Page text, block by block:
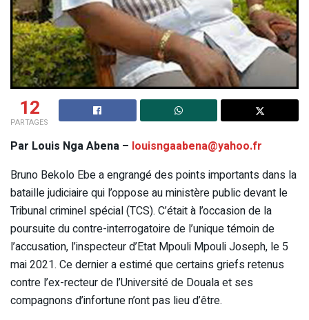
12
PARTAGES
Par Louis Nga Abena – louisngaabena@yahoo.fr
Bruno Bekolo Ebe a engrangé des points importants dans la
bataille judiciaire qui l’oppose au ministère public devant le
Tribunal criminel spécial (TCS). C’était à l’occasion de la
poursuite du contre-interrogatoire de l’unique témoin de
l’accusation, l’inspecteur d’Etat Mpouli Mpouli Joseph, le 5
mai 2021. Ce dernier a estimé que certains griefs retenus
contre l’ex-recteur de l’Université de Douala et ses
compagnons d’infortune n’ont pas lieu d’être.